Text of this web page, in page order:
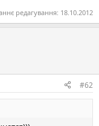
редагування: 18.10.2012
#62